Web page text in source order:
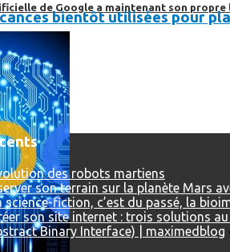
de Google a maintenant son propre
bientôt utilisées pour
des robots martiens
son terrain sur la planète Mars
science-fiction, c’est du passé, la
son site internet : trois solutions au
Binary Interface) | maximedblog